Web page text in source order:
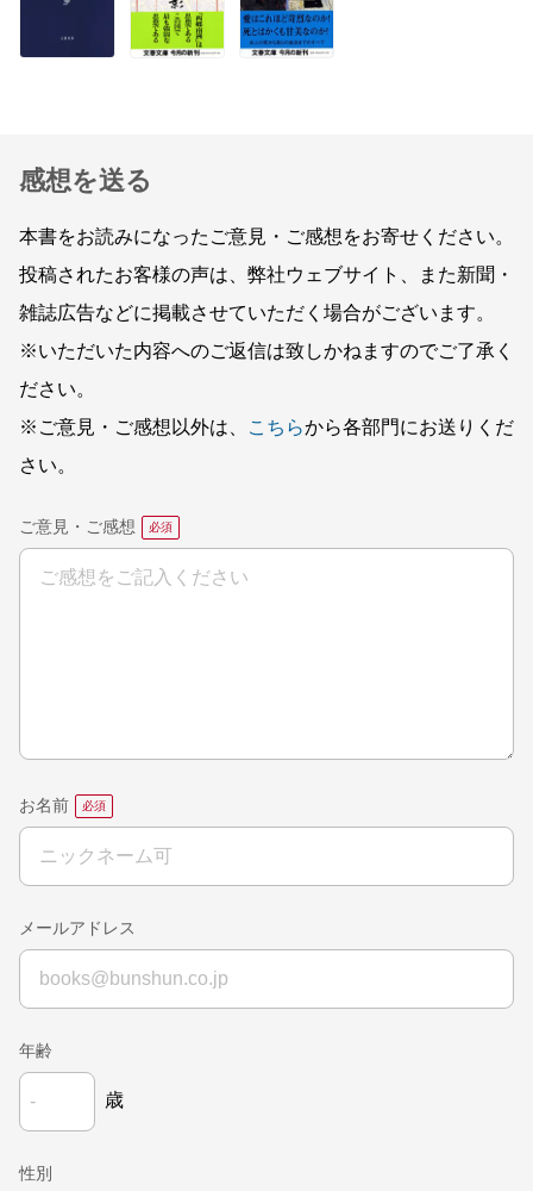
感想を送る
本書をお読みになったご意見・ご感想をお寄せください。
投稿されたお客様の声は、弊社ウェブサイト、また新聞・
雑誌広告などに掲載させていただく場合がございます。
※いただいた内容へのご返信は致しかねますのでご了承く
ださい。
※ご意見・ご感想以外は、
こちらから各部門にお送りくだ
さい。
ご意見・ご感想
お名前
メールアドレス
年齢
歳
性別